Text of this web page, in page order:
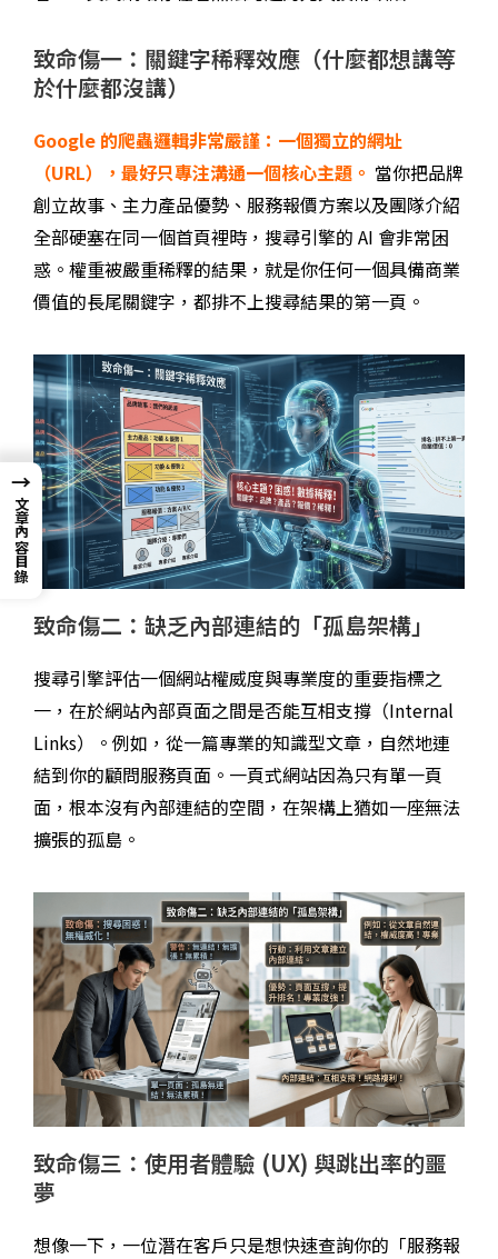
致命傷一：關鍵字稀釋效應（什麼都想講等
於什麼都沒講）
Google 的爬蟲邏輯非常嚴謹： 一個獨立的網址
（URL），最好只專注溝通一個核心主題。 當你把品牌
創立故事、主力產品優勢、服務報價方案以及團隊介紹
全部硬塞在同一個首頁裡時，搜尋引擎的 AI 會非常困
惑。權重被嚴重稀釋的結果，就是你任何一個具備商業
價值的長尾關鍵字，都排不上搜尋結果的第一頁。
致命傷二：缺乏內部連結的「孤島架構」
搜尋引擎評估一個網站權威度與專業度的重要指標之
一，在於網站內部頁面之間是否能互相支撐（Internal
Links）。例如，從一篇專業的知識型文章，自然地連
結到你的顧問服務頁面。一頁式網站因為只有單一頁
面，根本沒有內部連結的空間，在架構上猶如一座無法
擴張的孤島。
致命傷三：使用者體驗 (UX) 與跳出率的噩
夢
想像一下，一位潛在客戶只是想快速查詢你的「服務報
→
文章內容目錄